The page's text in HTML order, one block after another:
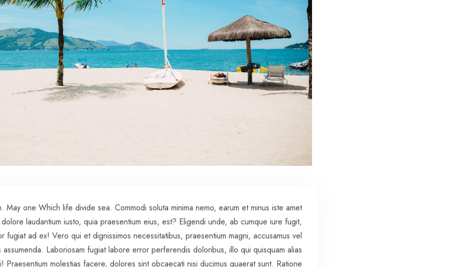
May one Which life divide sea. Commodi soluta minima nemo, earum et minus iste amet
laudantium iusto, quia praesentium eius, est? Eligendi unde, ab cumque iure fugit,
fugiat ad ex! Vero qui et dignissimos necessitatibus, praesentium magni, accusamus vel
Laboriosam fugiat labore error perferendis doloribus, illo qui quisquam alias
Praesentium molestias facere, dolores sint obcaecati nisi ducimus quaerat sunt. Ratione